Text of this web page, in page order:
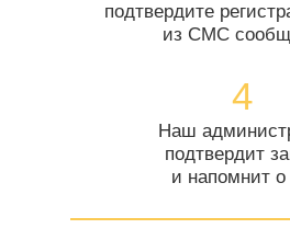
подтвердите
из СМС
Наш
подтвердит
и напомнит о
4